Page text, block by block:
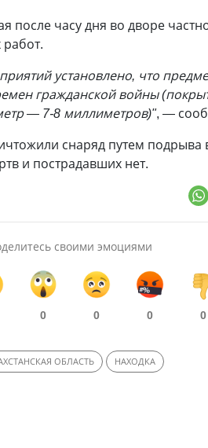
после часу дня во дворе
установлено, что
гражданской войны
— 7-8 миллиметров)", —
снаряд путем подрыва
и пострадавших нет.
своими эмоциями
0 0 0 0
ОБЛАСТЬ НАХОДКА